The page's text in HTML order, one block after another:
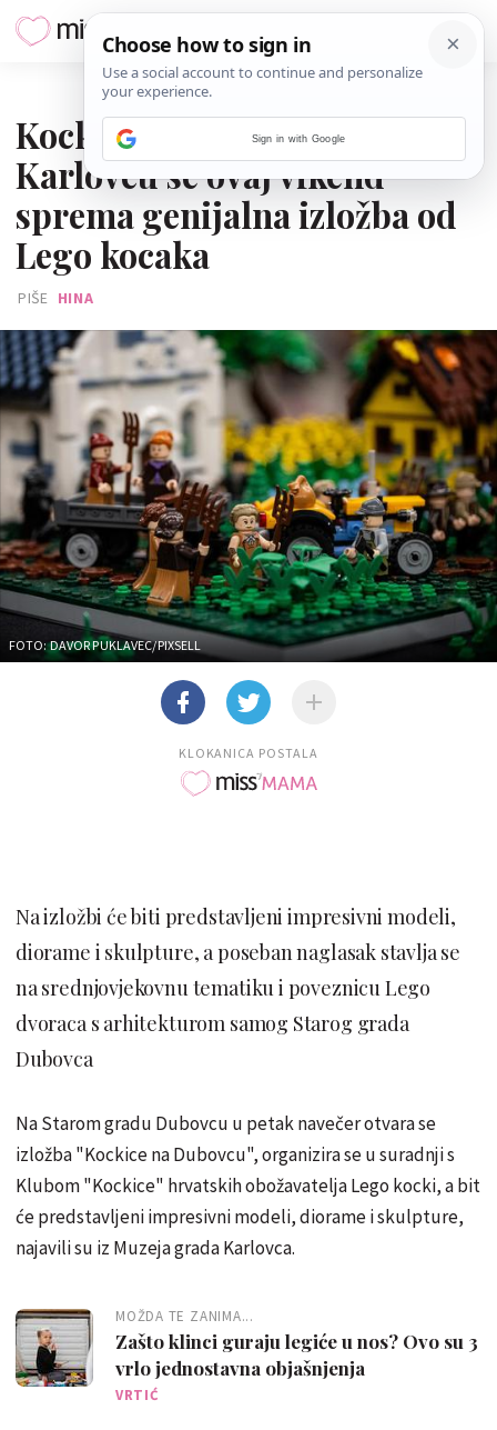
Kockice na Dubovcu: U
Karlovcu se ovaj vikend
sprema genijalna izložba od
Lego kocaka
PIŠE HINA
FOTO: DAVOR PUKLAVEC/PIXSELL
KLOKANICA POSTALA
Na izložbi će biti predstavljeni impresivni modeli,
diorame i skulpture, a poseban naglasak stavlja se
na srednjovjekovnu tematiku i poveznicu Lego
dvoraca s arhitekturom samog Starog grada
Dubovca
Na Starom gradu Dubovcu u petak navečer otvara se
izložba "Kockice na Dubovcu", organizira se u suradnji s
Klubom "Kockice" hrvatskih obožavatelja Lego kocki, a bit
će predstavljeni impresivni modeli, diorame i skulpture,
najavili su iz Muzeja grada Karlovca.
MOŽDA TE ZANIMA...
Zašto klinci guraju legiće u nos? Ovo su 3
vrlo jednostavna objašnjenja
VRTIĆ
Sign in with Google